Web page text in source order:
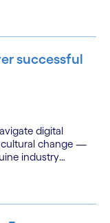
successful
digital
change —
industry